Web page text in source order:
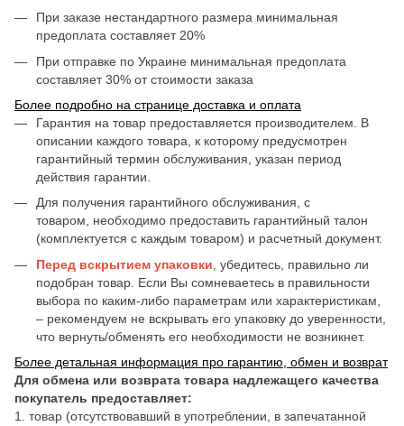
При заказе нестандартного размера минимальная
предоплата составляет 20%
При отправке по Украине минимальная предоплата
составляет 30% от стоимости заказа
Более подробно на странице доставка и оплата
Гарантия на товар предоставляется производителем. В
описании каждого товара, к которому предусмотрен
гарантийный термин обслуживания, указан период
действия гарантии.
Для получения гарантийного обслуживания, с
товаром, необходимо предоставить гарантийный талон
(комплектуется с каждым товаром) и расчетный документ.
Перед вскрытием упаковки , убедитесь, правильно ли
подобран товар. Если Вы сомневаетесь в правильности
выбора по каким-либо параметрам или характеристикам,
– рекомендуем не вскрывать его упаковку до уверенности,
что вернуть/обменять его необходимости не возникнет.
Более детальная информация про гарантию, обмен и возврат
Для обмена или возврата товара надлежащего качества
покупатель предоставляет:
1. товар (отсутствовавший в употреблении, в запечатанной